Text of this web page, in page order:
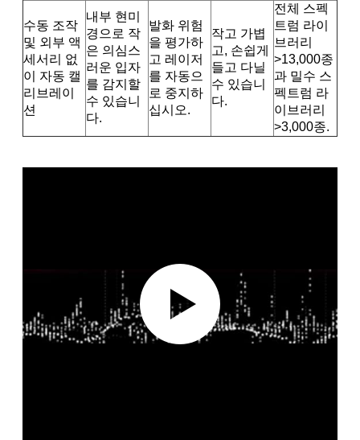
수동 조작
및 외부 액
세서리 없
이 자동 캘
리브레이
션
내부 현미
경으로 작
은 의심스
러운 입자
를 감지할
수 있습니
다.
발화 위험
을 평가하
고 레이저
를 자동으
로 중지하
십시오.
작고 가볍
고, 손쉽게
들고 다닐
수 있습니
다.
전체 스펙
트럼 라이
브러리
>13,000종
과 밀수 스
펙트럼 라
이브러리
>3,000종.